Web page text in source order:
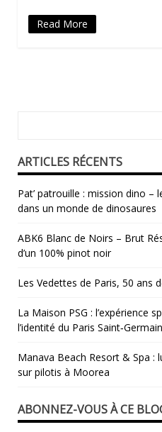
Read More
ARTICLES RÉCENTS
Pat’ patrouille : mission dino –
dans un monde de dinosaures
ABK6 Blanc de Noirs – Brut
d’un 100% pinot noir
Les Vedettes de Paris, 50 ans
La Maison PSG : l’expérience
l’identité du Paris Saint‑Germain
Manava Beach Resort & Spa :
sur pilotis à Moorea
ABONNEZ-VOUS À CE